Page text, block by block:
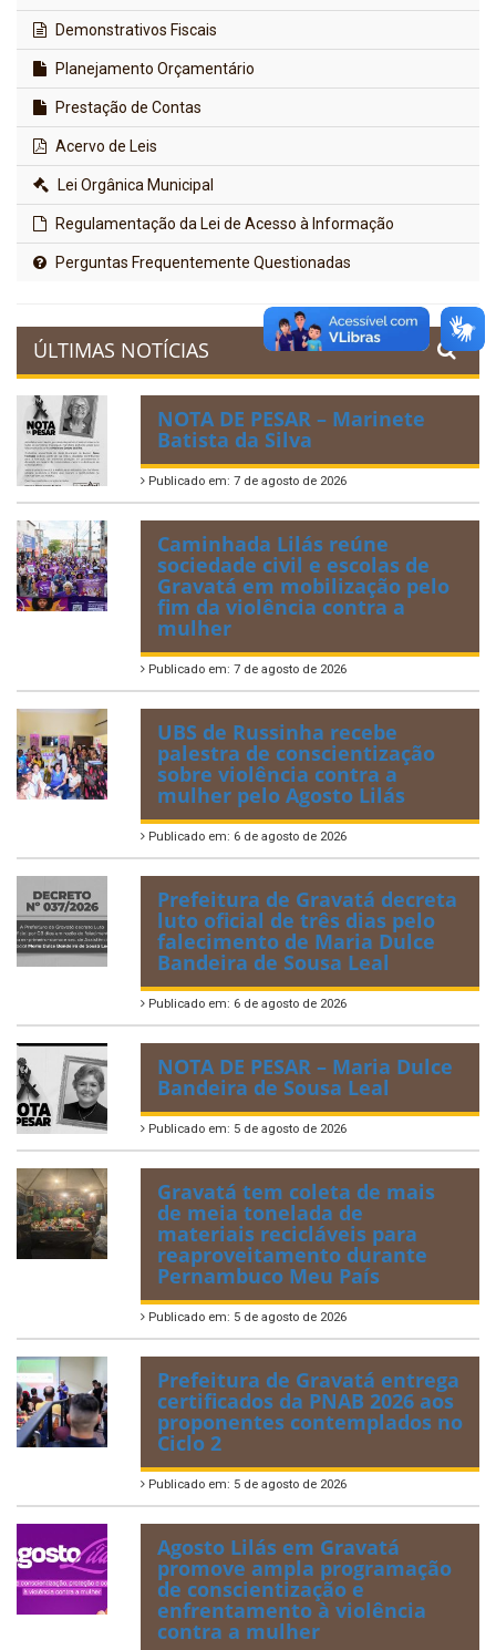
Demonstrativos Fiscais
Planejamento Orçamentário
Prestação de Contas
Acervo de Leis
Lei Orgânica Municipal
Regulamentação da Lei de Acesso à Informação
Perguntas Frequentemente Questionadas
ÚLTIMAS NOTÍCIAS
NOTA DE PESAR – Marinete
Batista da Silva
Publicado em: 7 de agosto de 2026
Caminhada Lilás reúne
sociedade civil e escolas de
Gravatá em mobilização pelo
fim da violência contra a
mulher
Publicado em: 7 de agosto de 2026
UBS de Russinha recebe
palestra de conscientização
sobre violência contra a
mulher pelo Agosto Lilás
Publicado em: 6 de agosto de 2026
Prefeitura de Gravatá decreta
luto oficial de três dias pelo
falecimento de Maria Dulce
Bandeira de Sousa Leal
Publicado em: 6 de agosto de 2026
NOTA DE PESAR – Maria Dulce
Bandeira de Sousa Leal
Publicado em: 5 de agosto de 2026
Gravatá tem coleta de mais
de meia tonelada de
materiais recicláveis para
reaproveitamento durante
Pernambuco Meu País
Publicado em: 5 de agosto de 2026
Prefeitura de Gravatá entrega
certificados da PNAB 2026 aos
proponentes contemplados no
Ciclo 2
Publicado em: 5 de agosto de 2026
Agosto Lilás em Gravatá
promove ampla programação
de conscientização e
enfrentamento à violência
contra a mulher